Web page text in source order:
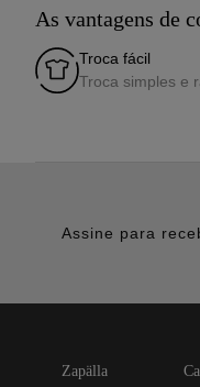
As vantagens de
Troca fácil
Troca simples e
Assine para
zapälla